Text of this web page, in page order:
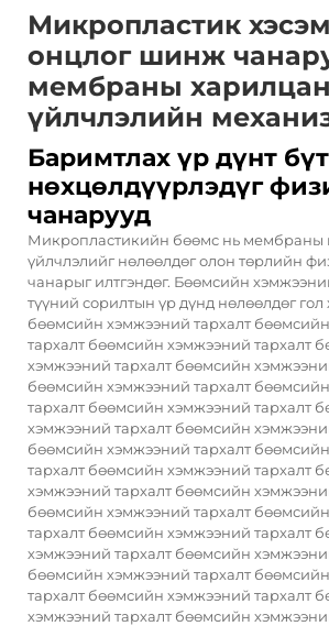
Микропластик
онцлог шинж
мембраны харилцан
үйлчлэлийн
Баримтлах үр дүнт
нөхцөлдүүрлэдүг
чанарууд
Микропластикийн бөөмс нь мембраны
үйлчлэлийг нөлөөлдөг олон төрлийн
чанарыг илтгэндөг. Бөөмсийн
түүний сорилтын үр дүнд нөлөөлдөг гол
бөөмсийн хэмжээний тархалт
тархалт бөөмсийн хэмжээний тархалт
хэмжээний тархалт бөөмсийн
бөөмсийн хэмжээний тархалт
тархалт бөөмсийн хэмжээний тархалт
хэмжээний тархалт бөөмсийн
бөөмсийн хэмжээний тархалт
тархалт бөөмсийн хэмжээний тархалт
хэмжээний тархалт бөөмсийн
бөөмсийн хэмжээний тархалт
тархалт бөөмсийн хэмжээний тархалт
хэмжээний тархалт бөөмсийн
бөөмсийн хэмжээний тархалт
тархалт бөөмсийн хэмжээний тархалт
хэмжээний тархалт бөөмсийн